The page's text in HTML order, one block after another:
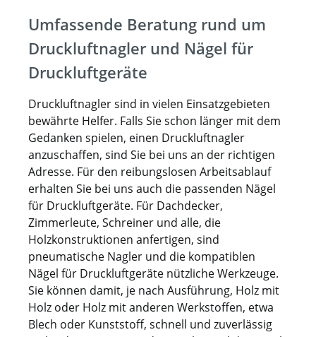
Umfassende Beratung rund um
Druckluftnagler und Nägel für
Druckluftgeräte
Druckluftnagler sind in vielen Einsatzgebieten
bewährte Helfer. Falls Sie schon länger mit dem
Gedanken spielen, einen Druckluftnagler
anzuschaffen, sind Sie bei uns an der richtigen
Adresse. Für den reibungslosen Arbeitsablauf
erhalten Sie bei uns auch die passenden Nägel
für Druckluftgeräte. Für Dachdecker,
Zimmerleute, Schreiner und alle, die
Holzkonstruktionen anfertigen, sind
pneumatische Nagler und die kompatiblen
Nägel für Druckluftgeräte nützliche Werkzeuge.
Sie können damit, je nach Ausführung, Holz mit
Holz oder Holz mit anderen Werkstoffen, etwa
Blech oder Kunststoff, schnell und zuverlässig